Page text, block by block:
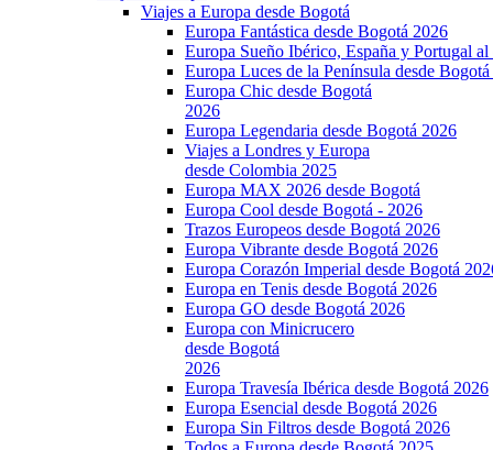
Viajes a Europa desde Bogotá
Europa Fantástica desde Bogotá 2026
Europa Sueño Ibérico, España y Portugal
Europa Luces de la Península desde
Europa Chic desde Bogotá
2026
Europa Legendaria desde Bogotá 2026
Viajes a Londres y Europa
desde Colombia 2025
Europa MAX 2026 desde Bogotá
Europa Cool desde Bogotá - 2026
Trazos Europeos desde Bogotá 2026
Europa Vibrante desde Bogotá 2026
Europa Corazón Imperial desde Bogotá
Europa en Tenis desde Bogotá 2026
Europa GO desde Bogotá 2026
Europa con Minicrucero
desde Bogotá
2026
Europa Travesía Ibérica desde Bogotá 2026
Europa Esencial desde Bogotá 2026
Europa Sin Filtros desde Bogotá 2026